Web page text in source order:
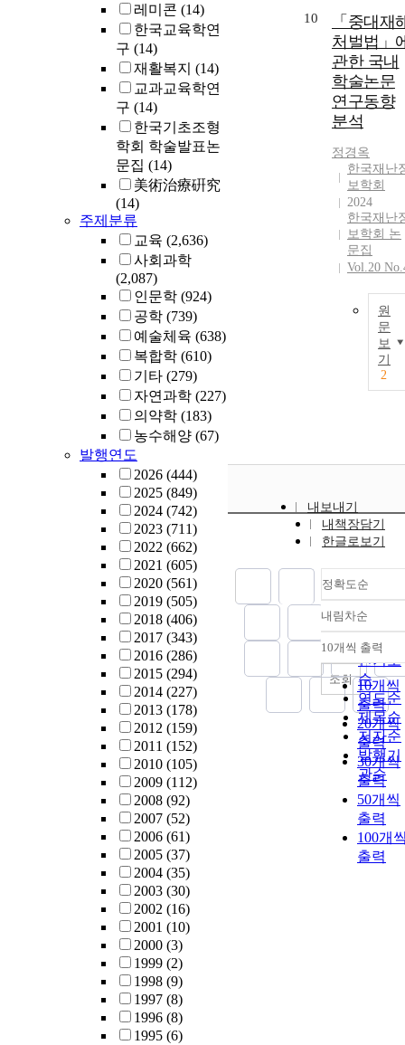
레미콘 (14)
한국교육학연
구 (14)
재활복지 (14)
교과교육학연
구 (14)
한국기초조형
학회 학술발표논
문집 (14)
美術治療硏究
(14)
주제분류
교육 (2,636)
사회과학
(2,087)
인문학 (924)
공학 (739)
예술체육 (638)
복합학 (610)
기타 (279)
자연과학 (227)
의약학 (183)
농수해양 (67)
발행연도
2026 (444)
2025 (849)
2024 (742)
2023 (711)
2022 (662)
2021 (605)
2020 (561)
2019 (505)
2018 (406)
2017 (343)
2016 (286)
2015 (294)
2014 (227)
2013 (178)
2012 (159)
2011 (152)
2010 (105)
2009 (112)
2008 (92)
2007 (52)
2006 (61)
2005 (37)
2004 (35)
2003 (30)
2002 (16)
2001 (10)
2000 (3)
1999 (2)
1998 (9)
1997 (8)
1996 (8)
1995 (6)
10
「중대재
처벌법」
관한 국내
학술논문
연구동향
분석
정경옥
한국재난
보학회
2024
한국재난
보학회 논
문집
Vol.20
원
문
보
기
2
내보내기
내책장담기
한글로보기
정확도순
정확도
순
인기도
순
연도순
제목순
저자순
발행기
관순
내림차순
내림차
10개씩 출력
10개씩
출력
20개씩
출력
30개씩
출력
50개씩
출력
100개
출력
조회